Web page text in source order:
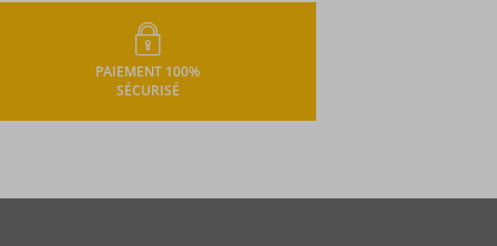
PAIEMENT 100%
SÉCURISÉ